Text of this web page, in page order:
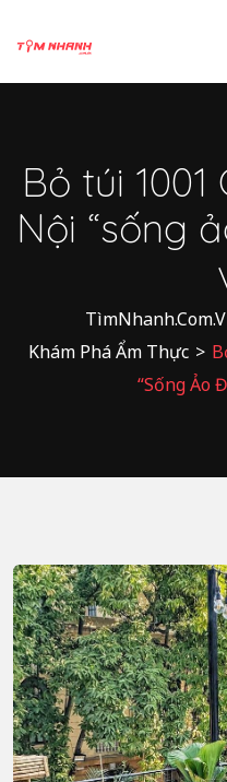
Bỏ túi
Nội “sống
Khám Phá Ẩm Thực >
“sống Ảo